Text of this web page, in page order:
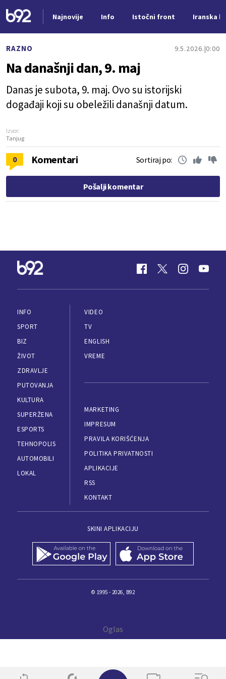
Najnovije Info Istočni front Iranska
RAZNO 9.5.2026. 0:00
Na današnji dan, 9. maj
Danas je subota, 9. maj. Ovo su istorijski
događaji koji su obeležili današnji datum.
Izvor:
Tanjug
0 Komentari Sortiraj po:
Pošalji komentar
INFO
SPORT
BIZ
ŽIVOT
ZDRAVLJE
PUTOVANJA
KULTURA
SUPERŽENA
ESPORTS
TEHNOPOLIS
AUTOMOBILI
LOKAL
VIDEO
TV
ENGLISH
VREME
MARKETING
IMPRESUM
PRAVILA KORIŠĆENJA
POLITIKA PRIVATNOSTI
APLIKACIJE
RSS
KONTAKT
SKINI APLIKACIJU
© 1995 - 2026, B92
✕